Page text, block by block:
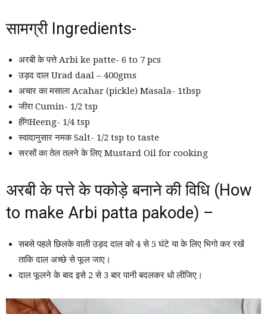
सामग्री Ingredients-
अरबी के पत्ते Arbi ke patte- 6 to 7 pcs
उड़द दाल Urad daal – 400gms
अचार का मसाला Acahar (pickle) Masala- 1tbsp
जीरा Cumin- 1/2 tsp
हींगHeeng- 1/4 tsp
स्वादानुसार नमक Salt- 1/2 tsp to taste
सरसों का तेल तलने के लिए Mustard Oil for cooking
अरबी के पत्ते के पकोड़े बनाने की विधि (How
to make Arbi patta pakode) –
सबसे पहले छिलके वाली उड़द दाल को 4 से 5 घंटे या के लिए भिगो कर रखें
ताकि दाल अच्छे से फूल जाए।
दाल फूलने के बाद इसे 2 से 3 बार पानी बदलकर धो लीजिए।